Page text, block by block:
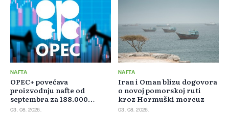
NAFTA
OPEC+ povećava
proizvodnju nafte od
septembra za 188.000
barela dnevno
03. 08. 2026.
NAFTA
Iran i Oman blizu dogovora
o novoj pomorskoj ruti
kroz Hormuški moreuz
03. 08. 2026.